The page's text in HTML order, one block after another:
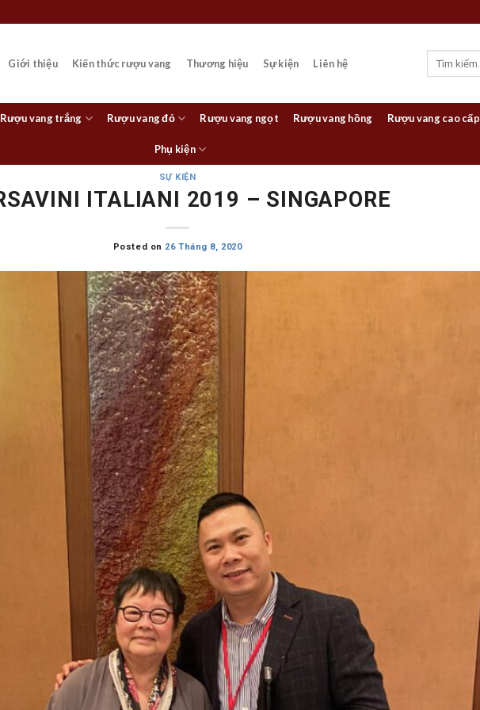
Giới thiệu Kiến thức rượu vang Thương hiệu Sự kiện Liên hệ
Rượu vang trắng Rượu vang đỏ Rượu vang ngọt Rượu vang hồng Rượu vang cao cấp
Phụ kiện
SỰ KIỆN
ITALIANI 2019 – SINGAPORE
Posted on 26 Tháng 8, 2020